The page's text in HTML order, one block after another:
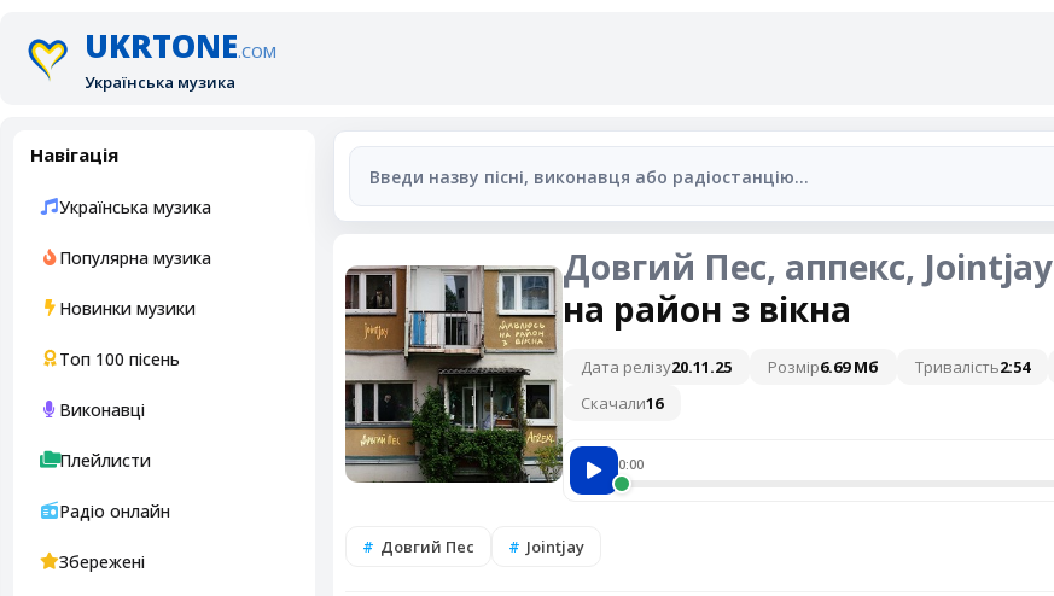
UKRTONE.COM
Українська музика
Навігація
Українська музика
Популярна музика
Новинки музики
Топ 100 пісень
Виконавці
Плейлисти
Радіо онлайн
Збережені
Довгий Пес, аппекс, Jointjay
на район з вікна
Дата релізу20.11.25 Розмір6.69 Мб Тривалість2:54
Скачали16
0:00
Довгий Пес Jointjay